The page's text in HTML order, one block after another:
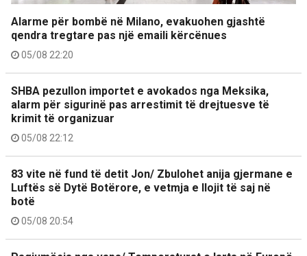
Alarme për bombë në Milano, evakuohen gjashtë
qendra tregtare pas një emaili kërcënues
05/08 22:20
SHBA pezullon importet e avokados nga Meksika,
alarm për sigurinë pas arrestimit të drejtuesve të
krimit të organizuar
05/08 22:12
83 vite në fund të detit Jon/ Zbulohet anija gjermane e
Luftës së Dytë Botërore, e vetmja e llojit të saj në
botë
05/08 20:54